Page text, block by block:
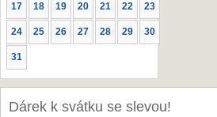
17 18 19 20 21 22 23
24 25 26 27 28 29 30
31
Dárek k svátku se slevou!